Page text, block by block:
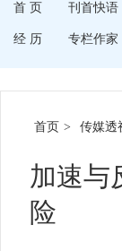
首 页 刊首快语
经 历 专栏作家
首页 > 传媒透
加速与
险